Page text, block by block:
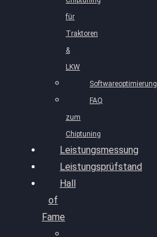
für
Traktoren
&
LKW
Softwareoptimierung
FAQ
zum
Chiptuning
Leistungsmessung
Leistungsprüfstand
Hall
of
Fame